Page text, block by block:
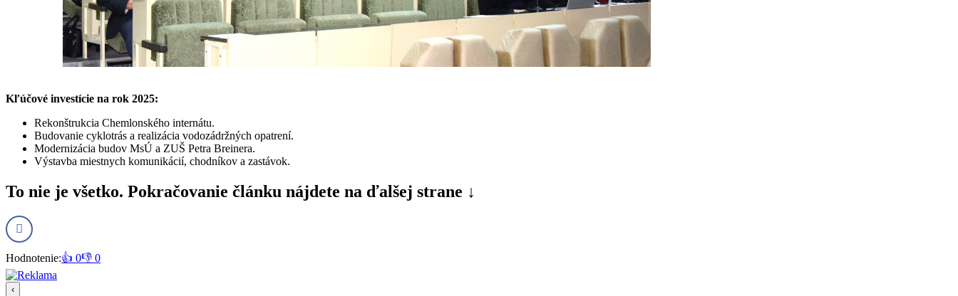
Kľúčové investície na rok 2025:
Rekonštrukcia Chemlonského internátu.
Budovanie cyklotrás a realizácia vodozádržných opatrení.
Modernizácia budov MsÚ a ZUŠ Petra Breinera.
Výstavba miestnych komunikácií, chodníkov a zastávok.
To nie je všetko. Pokračovanie článku nájdete na ďalšej strane ↓
Hodnotenie:👍 0👎 0
‹